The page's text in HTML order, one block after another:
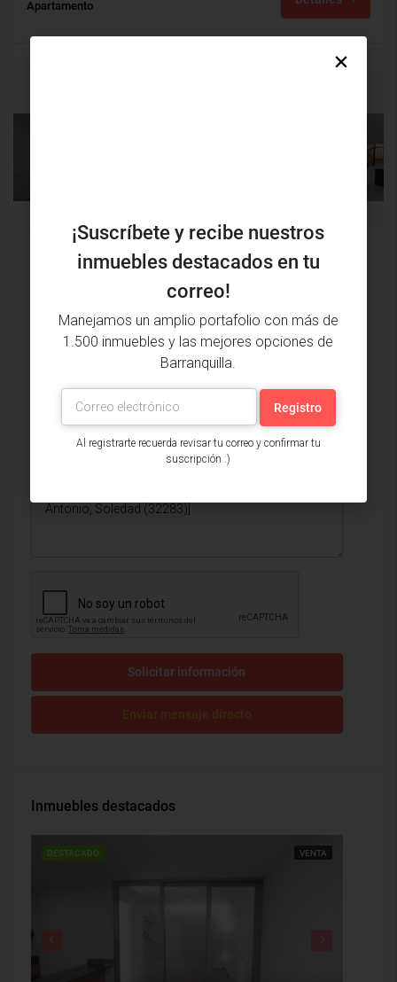
Apartamento
Issa Saieh Inmobiliaria
Solicitar información
Inmuebles destacados
DESTACADO VENTA
¡Suscríbete y recibe nuestros
inmuebles destacados en tu
correo!
Manejamos un amplio portafolio con más de
1.500 inmuebles y las mejores opciones de
Barranquilla.
Al registrarte recuerda revisar tu correo y confirmar tu
suscripción :)